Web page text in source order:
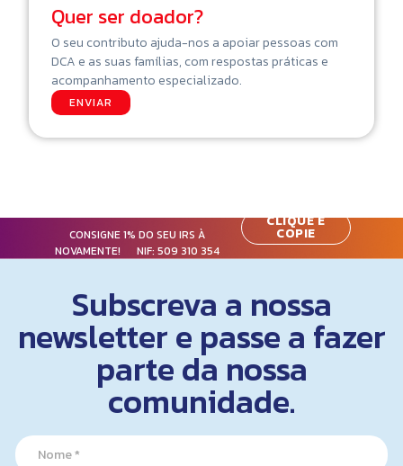
Quer ser doador?
O seu contributo ajuda-nos a apoiar pessoas com
DCA e as suas famílias, com respostas práticas e
acompanhamento especializado.
ENVIAR
CONSIGNE 1% DO SEU IRS À
NOVAMENTE! NIF:509 310 354
CLIQUE E
COPIE
Subscreva a nossa
newsletter e passe a fazer
parte da nossa
comunidade.
N
a